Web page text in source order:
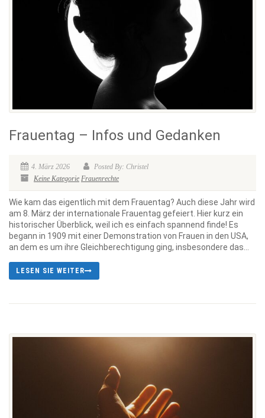
Frauentag – Infos und Gedanken
4. März 2026
Posted By: Christel
Keine Kategorie Frauenrechte
Wie kam das eigentlich mit dem Frauentag? Auch diese Jahr wird
am 8. März der internationale Frauentag gefeiert. Hier kurz ein
historischer Überblick, weil ich es einfach spannend finde! Es
begann in 1909 mit einer Demonstration von Frauen in den USA,
an dem es um ihre Gleichberechtigung ging, insbesondere das...
LESEN SIE WEITER